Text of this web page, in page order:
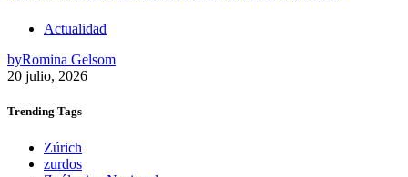
Actualidad
byRomina Gelsom
20 julio, 2026
Trending Tags
Zúrich
zurdos